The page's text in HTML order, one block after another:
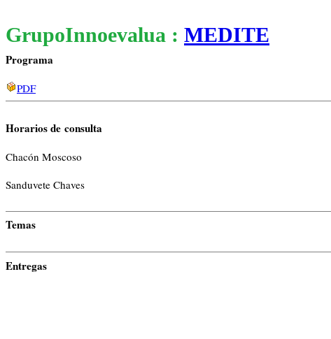
GrupoInnoevalua : MEDITE
Programa
PDF
Horarios de consulta
Chacón Moscoso
Sanduvete Chaves
Temas
Entregas